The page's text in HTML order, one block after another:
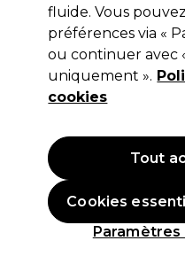
Clean All Col
)
7,55 €Hors TVA
9,06 €TVA incluse)
OFFRE
fluide. Vous
préférences via «
ou continuer avec
uniquement ».
cookies
Cookies
Tout